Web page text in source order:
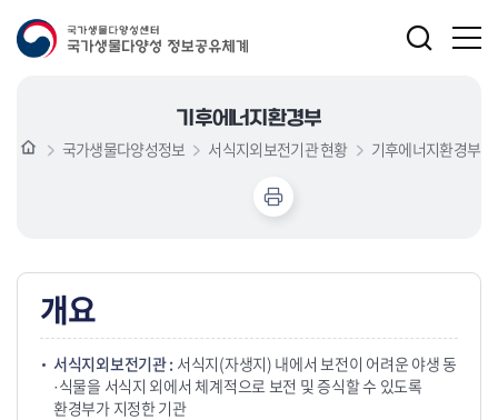
기후에너지환경부
국가생물다양성정보 서식지외보전기관 현황 기후에너지환경부
개요
서식지외보전기관 : 서식지(자생지) 내에서 보전이 어려운 야생 동
·식물을 서식지 외에서 체계적으로 보전 및 증식할 수 있도록
환경부가 지정한 기관